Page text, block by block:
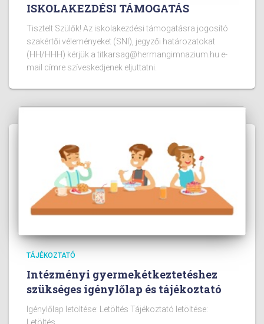
ISKOLAKEZDÉSI TÁMOGATÁS
Tisztelt Szülők! Az iskolakezdési támogatásra jogosító
szakértői véleményeket (SNI), jegyzői határozatokat
(HH/HHH) kérjük a titkarsag@hermangimnazium.hu e-
mail címre szíveskedjenek eljuttatni.
TÁJÉKOZTATÓ
Intézményi gyermekétkeztetéshez
szükséges igénylőlap és tájékoztató
Igénylőlap letöltése: Letöltés Tájékoztató letöltése: